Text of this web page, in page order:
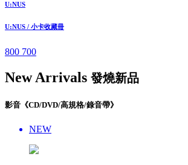
U:NUS
U:NUS / 小卡收藏冊
800 700
New Arrivals 發燒新品
影音《CD/DVD/高規格/錄音帶》
NEW